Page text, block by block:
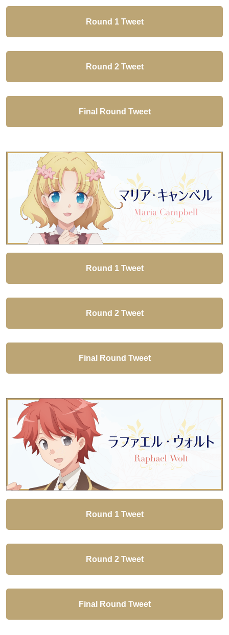
Round 1 Tweet
Round 2 Tweet
Final Round Tweet
Round 1 Tweet
Round 2 Tweet
Final Round Tweet
Round 1 Tweet
Round 2 Tweet
Final Round Tweet